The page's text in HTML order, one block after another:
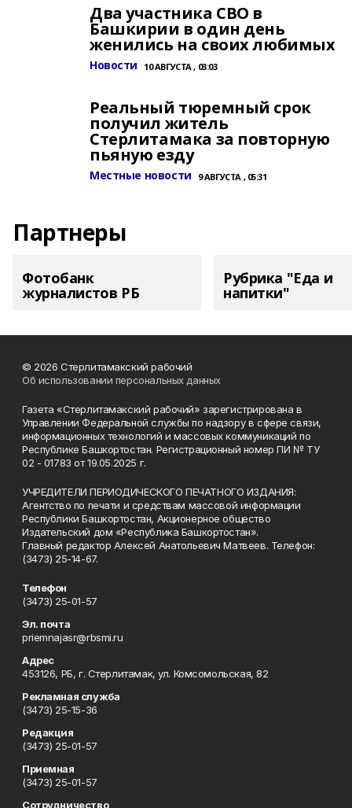
Два участника СВО в
Башкирии в один день
женились на своих любимых
Новости 10 АВГУСТА , 03:03
Реальный тюремный срок
получил житель
Стерлитамака за повторную
пьяную езду
Местные новости 9 АВГУСТА , 05:31
Партнеры
Фотобанк
журналистов РБ
Рубрика "Еда и
напитки"
© 2026 Стерлитамакский рабочий
Об использовании персональных данных
Газета «Стерлитамакский рабочий» зарегистрирована в
Управлении Федеральной службы по надзору в сфере связи,
информационных технологий и массовых коммуникаций по
Республике Башкортостан. Регистрационный номер ПИ № ТУ
02 - 01783 от 19.05.2025 г.
УЧРЕДИТЕЛИ ПЕРИОДИЧЕСКОГО ПЕЧАТНОГО ИЗДАНИЯ:
Агентство по печати и средствам массовой информации
Республики Башкортостан, Акционерное общество
Издательский дом «Республика Башкортостан».
Главный редактор Алексей Анатольевич Матвеев. Телефон:
(3473) 25-14-67.
Телефон
(3473) 25-01-57
Эл. почта
priemnajasr@rbsmi.ru
Адрес
453126, РБ, г. Стерлитамак, ул. Комсомольская, 82
Рекламная служба
(3473) 25-15-36
Редакция
(3473) 25-01-57
Приемная
(3473) 25-01-57
Сотрудничество